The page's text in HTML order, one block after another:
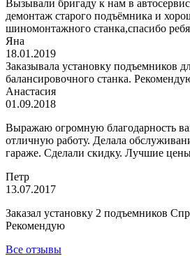
Вызывали бригаду к нам в
демонтаж старого подъёмника и
шиномонтажного станка,спасибо
Яна
18.01.2019
Заказывала установку подъемников
балансировочного станка.
Анастасия
01.09.2018
Выражаю огромную благодарность
отличную работу. Делала
гараже. Сделали скидку. Лучшие
Петр
13.07.2017
Заказал установку 2 подъемников
Рекомендую
Все отзывы